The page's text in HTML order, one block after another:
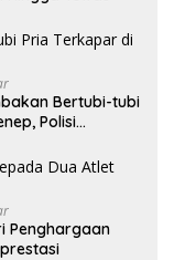
Bertubi-tubi
Polisi
Penghargaan